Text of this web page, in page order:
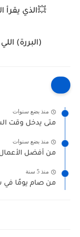
💥الذي يقرأ
(البررة)
منذ بضع سنوات
متى يدخل وقت
منذ بضع سنوات
من أفضل
منذ 5 سنة
من صام يومًا في